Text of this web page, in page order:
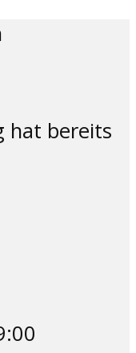
hat bereits